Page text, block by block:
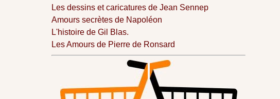
Les dessins et caricatures de Jean Sennep
Amours secrètes de Napoléon
L'histoire de Gil Blas.
Les Amours de Pierre de Ronsard